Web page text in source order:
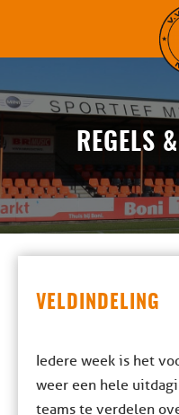
REGELS
VELDINDELING
Iedere week is het
weer een hele
teams te verdelen